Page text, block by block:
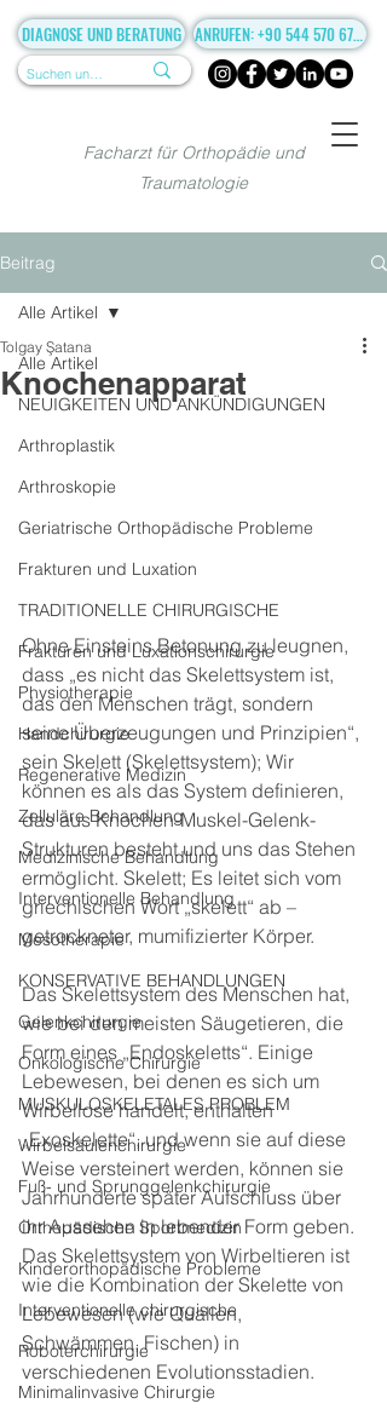
Facharzt für Orthopädie und
Traumatologie
DIAGNOSE UND BERATUNG ANRUFEN: +90 544 570 67 86
Beitrag
Alle Artikel
NEUIGKEITEN UND ANKÜNDIGUNGEN
Arthroplastik
Arthroskopie
Geriatrische Orthopädische Probleme
Frakturen und Luxation
TRADITIONELLE CHIRURGISCHE
Frakturen und Luxationschirurgie
Physiotherapie
Handchirurgie
Regenerative Medizin
Zelluläre Behandlung
Medizinische Behandlung
Interventionelle Behandlung
Mesotherapie
KONSERVATIVE BEHANDLUNGEN
Gelenkchirurgie
Onkologische Chirurgie
MUSKULOSKELETALES PROBLEM
Wirbelsäulenchirurgie
Fuß- und Sprunggelenkchirurgie
Orthopädische Sportmedizin
Kinderorthopädische Probleme
Interventionelle chirurgische
Roboterchirurgie
Minimalinvasive Chirurgie
Alle Artikel
Knochenapparat
Tolgay Şatana
Ohne Einsteins Betonung zu leugnen,
dass „es nicht das Skelettsystem ist,
das den Menschen trägt, sondern
seine Überzeugungen und Prinzipien“,
sein Skelett (Skelettsystem); Wir
können es als das System definieren,
das aus Knochen-Muskel-Gelenk-
Strukturen besteht und uns das Stehen
ermöglicht. Skelett; Es leitet sich vom
griechischen Wort „skelett“ ab –
getrockneter, mumifizierter Körper.
Das Skelettsystem des Menschen hat,
wie bei den meisten Säugetieren, die
Form eines „Endoskeletts“. Einige
Lebewesen, bei denen es sich um
Wirbellose handelt, enthalten
„Exoskelette“, und wenn sie auf diese
Weise versteinert werden, können sie
Jahrhunderte später Aufschluss über
ihr Aussehen in lebender Form geben.
Das Skelettsystem von Wirbeltieren ist
wie die Kombination der Skelette von
Lebewesen (wie Quallen,
Schwämmen, Fischen) in
verschiedenen Evolutionsstadien.